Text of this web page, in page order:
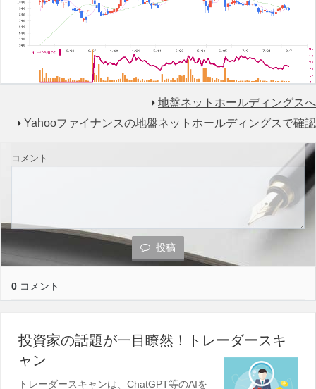
地盤ネットホールディングスへ
Yahooファイナンスの地盤ネットホールディングスで確認
コメント
投稿
0 コメント
投資家の話題が一目瞭然！トレーダースキ
ャン
トレーダースキャンは、ChatGPT等のAIを